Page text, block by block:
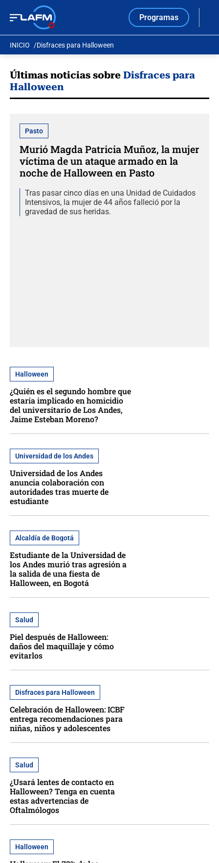
Programas
INICIO Disfraces para Halloween
Últimas noticias sobre Disfraces para
Halloween
Pasto
Murió Magda Patricia Muñoz, la mujer
víctima de un ataque armado en la
noche de Halloween en Pasto
Tras pasar cinco días en una Unidad de Cuidados
Intensivos, la mujer de 44 años falleció por la
gravedad de sus heridas.
Halloween
¿Quién es el segundo hombre que
estaría implicado en homicidio
del universitario de Los Andes,
Jaime Esteban Moreno?
Universidad de los Andes
Universidad de los Andes
anuncia colaboración con
autoridades tras muerte de
estudiante
Alcaldía de Bogotá
Estudiante de la Universidad de
los Andes murió tras agresión a
la salida de una fiesta de
Halloween, en Bogotá
Salud
Piel después de Halloween:
daños del maquillaje y cómo
evitarlos
Disfraces para Halloween
Celebración de Halloween: ICBF
entrega recomendaciones para
niñas, niños y adolescentes
Salud
¿Usará lentes de contacto en
Halloween? Tenga en cuenta
estas advertencias de
Oftalmólogos
Halloween